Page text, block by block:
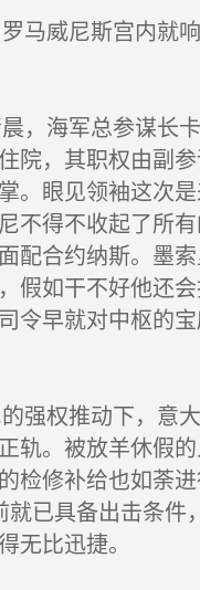
马威尼斯宫内就
，海军总参谋长
院，其职权由副
。眼见领袖这次
不得不收起了所
配合约纳斯。墨
假如干不好他还
令早就对中枢的
强权推动下，意
轨。被放羊休假
检修补给也如荼
就已具备出击条件
无比迅捷。